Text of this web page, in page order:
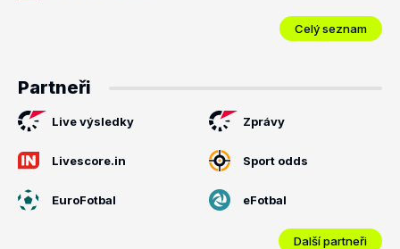
Celý seznam
Partneři
Live výsledky Zprávy
Livescore.in Sport odds
EuroFotbal eFotbal
Další partneři